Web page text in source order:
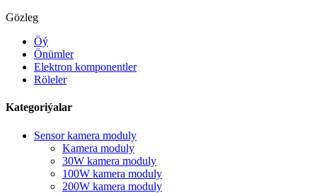
Gözleg
Öý
Önümler
Elektron komponentler
Röleler
Kategoriýalar
Sensor kamera moduly
Kamera moduly
30W kamera moduly
100W kamera moduly
200W kamera moduly